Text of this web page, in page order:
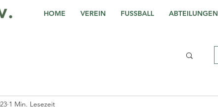
HOME VEREIN FUSSBALL ABTEILUNGEN
1 Min. Lesezeit